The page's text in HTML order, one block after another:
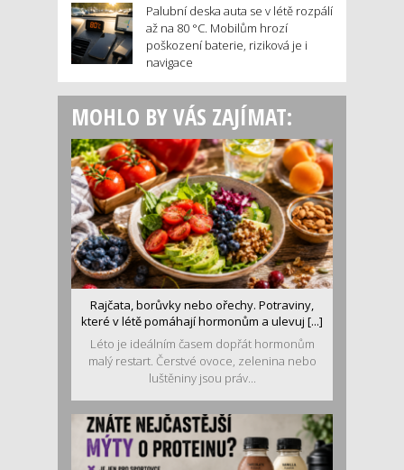
Palubní deska auta se v létě rozpálí
až na 80 °C. Mobilům hrozí
poškození baterie, riziková je i
navigace
MOHLO BY VÁS ZAJÍMAT:
Rajčata, borůvky nebo ořechy. Potraviny,
které v létě pomáhají hormonům a ulevuj [...]
Léto je ideálním časem dopřát hormonům
malý restart. Čerstvé ovoce, zelenina nebo
luštěniny jsou práv...